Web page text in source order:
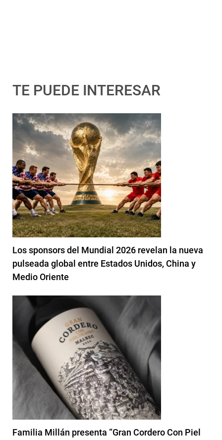
TE PUEDE INTERESAR
Los sponsors del Mundial 2026 revelan la nueva
pulseada global entre Estados Unidos, China y
Medio Oriente
Familia Millán presenta “Gran Cordero Con Piel